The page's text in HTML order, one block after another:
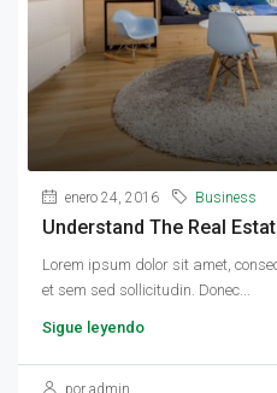
enero 24, 2016 Business
Understand The Real
Lorem ipsum dolor sit amet,
et sem sed sollicitudin. Donec...
Sigue leyendo
por admin